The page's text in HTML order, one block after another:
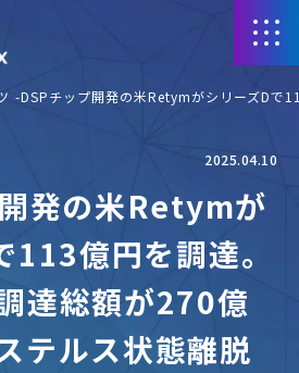
DSPチップ開発の米RetymがシリーズDで
2025.04.10
発の米Retymが
113億円を調達。
達総額が270億
テルス状態離脱